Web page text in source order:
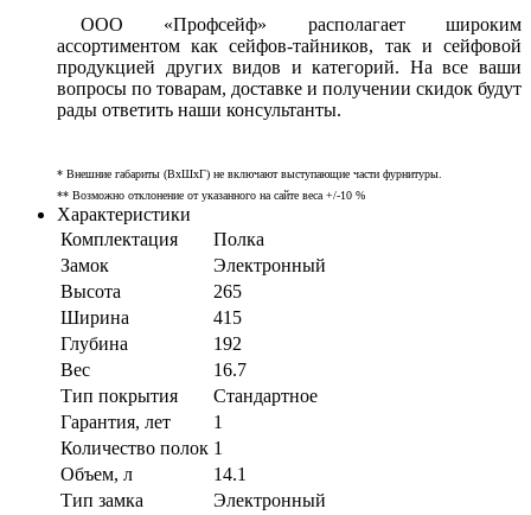
ООО «Профсейф» располагает широким
ассортиментом как сейфов-тайников, так и сейфовой
продукцией других видов и категорий. На все ваши
вопросы по товарам, доставке и получении скидок будут
рады ответить наши консультанты.
* Внешние габариты (ВхШхГ) не включают выступающие части фурнитуры.
** Возможно отклонение от указанного на сайте веса +/-10 %
Характеристики
Комплектация
Полка
Замок
Электронный
Высота
265
Ширина
415
Глубина
192
Вес
16.7
Тип покрытия
Стандартное
Гарантия, лет
1
Количество полок 1
Объем, л
14.1
Тип замка
Электронный